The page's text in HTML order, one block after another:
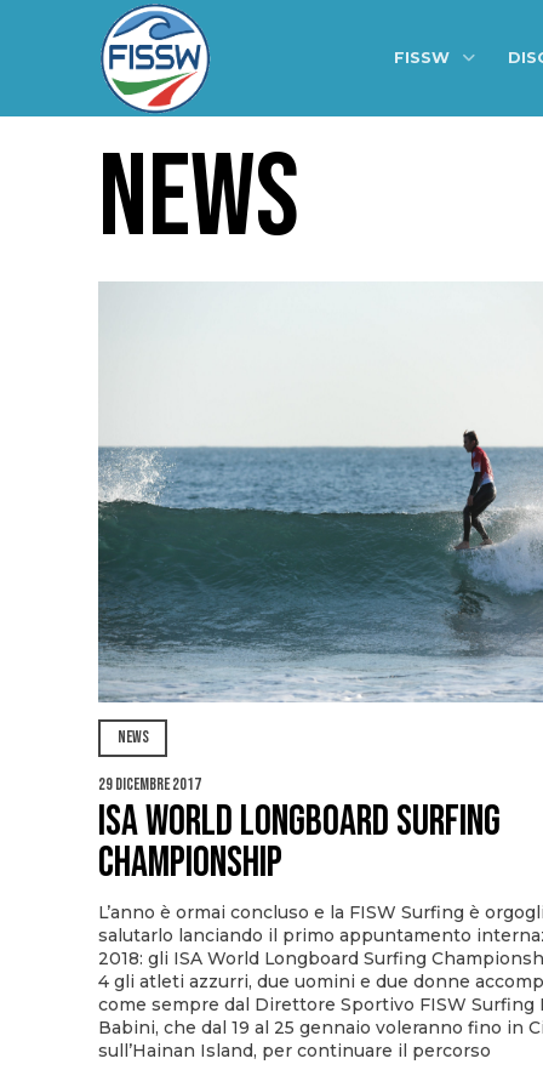
FISSW
NEWS
NEWS
29 Dicembre 2017
ISA World Longboard Surfing
Championship
L’anno è ormai concluso e la FISW Surfing è
salutarlo lanciando il primo appuntamento
2018: gli ISA World Longboard Surfing
4 gli atleti azzurri, due uomini e due donne
come sempre dal Direttore Sportivo FISW Surfing
Babini, che dal 19 al 25 gennaio voleranno fino in
sull’Hainan Island, per continuare il percorso